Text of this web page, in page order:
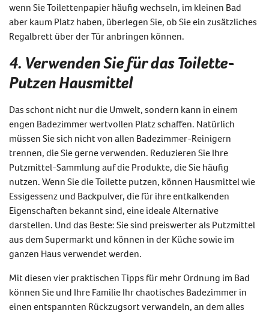
wenn Sie Toilettenpapier häufig wechseln, im kleinen Bad
aber kaum Platz haben, überlegen Sie, ob Sie ein zusätzliches
Regalbrett über der Tür anbringen können.
4. Verwenden Sie für das Toilette-
Putzen Hausmittel
Das schont nicht nur die Umwelt, sondern kann in einem
engen Badezimmer wertvollen Platz schaffen. Natürlich
müssen Sie sich nicht von allen Badezimmer-Reinigern
trennen, die Sie gerne verwenden. Reduzieren Sie Ihre
Putzmittel-Sammlung auf die Produkte, die Sie häufig
nutzen. Wenn Sie die Toilette putzen, können Hausmittel wie
Essigessenz und Backpulver, die für ihre entkalkenden
Eigenschaften bekannt sind, eine ideale Alternative
darstellen. Und das Beste: Sie sind preiswerter als Putzmittel
aus dem Supermarkt und können in der Küche sowie im
ganzen Haus verwendet werden.
Mit diesen vier praktischen Tipps für mehr Ordnung im Bad
können Sie und Ihre Familie Ihr chaotisches Badezimmer in
einen entspannten Rückzugsort verwandeln, an dem alles